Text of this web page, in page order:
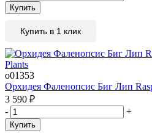
Купить
Купить в 1 клик
о01353
Орхидея Фаленопсис Биг Лип
3 590 ₽
-
+
Купить